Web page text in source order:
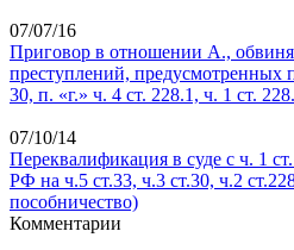
07/07/16
Приговор в отношении А.,
преступлений, предусмотренных
30, п. «г.» ч. 4 ст. 228.1, ч. 1 ст.
07/10/14
Переквалификация в суде с ч. 1
РФ на ч.5 ст.33, ч.3 ст.30, ч.2
пособничество)
Комментарии